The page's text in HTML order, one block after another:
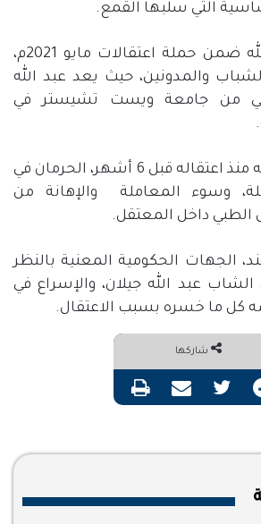
التي سلبها القمع.
وكان اعتقال عبد الله ضمن حملة اعتقالات مايو 2021م،
والمدونين، حيث يعد عبد الله
من جامعة ويست تشيستر في
واجه الشاب عبد الله منذ اعتقاله قبل 6 أشهر، الحرمان في
وسوء المعاملة
والإهانة من
الطبي داخل المعتقل.
الجهات الحكومية المعنية بالنظر
عبد الله جيلان، والإسراع في
كل ما خسره بسبب الاعتقال.
شاركها
فيسبوك تويتر مشاركة عبر البريد طباعة